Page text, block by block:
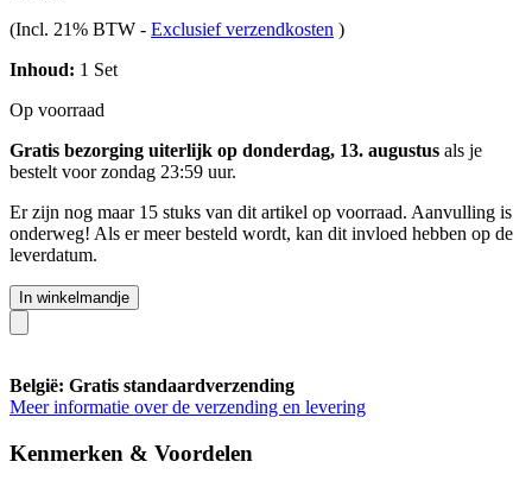
(Incl. 21% BTW - Exclusief verzendkosten )
Inhoud: 1 Set
Op voorraad
Gratis bezorging uiterlijk op donderdag, 13. augustus als je
bestelt voorzondag 23:59 uur.
Er zijn nog maar 15 stuks van dit artikel op voorraad. Aanvulling is
onderweg! Als er meer besteld wordt, kan dit invloed hebben op de
leverdatum.
In winkelmandje
België: Gratis standaardverzending
Meer informatie over de verzending en levering
Kenmerken & Voordelen